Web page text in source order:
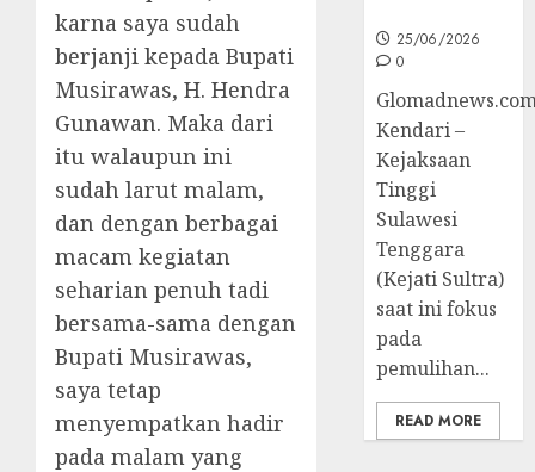
karna saya sudah
berjanji kepada Bupati
Musirawas, H. Hendra
Gunawan. Maka dari
itu walaupun ini
sudah larut malam,
dan dengan berbagai
macam kegiatan
seharian penuh tadi
bersama-sama dengan
Bupati Musirawas,
saya tetap
menyempatkan hadir
pada malam yang
25/06/2026
0
Kendari –
Kejaksaan
Tinggi
Sulawesi
Tenggara
(Kejati Sultra)
saat ini fokus
pada
pemulihan...
READ MORE